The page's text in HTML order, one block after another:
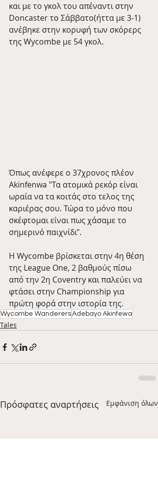
και με το γκολ του απέναντι στην
Doncaster το Σάββατο(ήττα με 3-1)
ανέβηκε στην κορυφή των σκόρερς
της Wycombe με 54 γκολ.
Όπως ανέφερε ο 37χρονος πλέον
Akinfenwa "Τα ατομικά ρεκόρ είναι
ωραία να τα κοιτάς στο τελος της
καριέρας σου. Τώρα το μόνο που
σκέφτομαι είναι πως χάσαμε το
σημερινό παιχνίδι".
Η Wycombe βρίσκεται στην 4η θέση
της League One, 2 βαθμούς πίσω
από την 2η Coventry και παλεύει να
φτάσει στην Championship για
πρώτη φορά στην ιστορία της.
Wycombe WanderersAdebayo Akinfewa
Tales
Πρόσφατες αναρτήσεις Εμφάνιση όλων